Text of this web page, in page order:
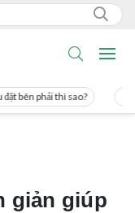
Cách uống nước mía giúp
giản giúp